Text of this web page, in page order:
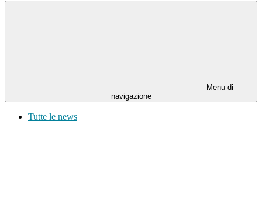
Menu di
navigazione
Tutte le news